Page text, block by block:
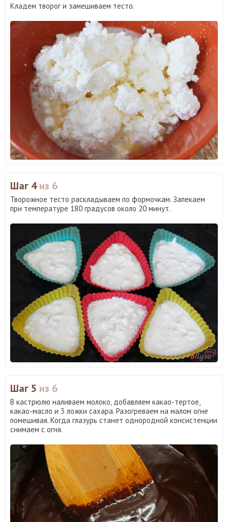
Кладем творог и замешиваем тесто.
Шаг 4из 6
Творожное тесто раскладываем по формочкам. Запекаем
при температуре 180 градусов около 20 минут.
Шаг 5 из 6
В кастрюлю наливаем молоко, добавляем какао-тертое,
какао-масло и 3 ложки сахара. Разогреваем на малом огне
помешивая. Когда глазурь станет однородной консистенции
снимаем с огня.